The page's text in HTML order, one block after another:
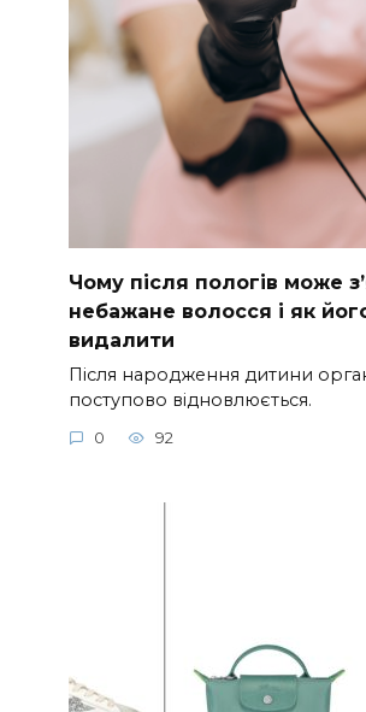
Чому після пологів може
небажане волосся і як
видалити
Після народження дитини
поступово відновлюється.
0 92